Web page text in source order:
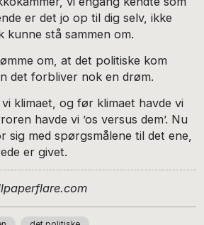
er det jo op til dig selv, ikke
kunne stå sammen om.
om, at det politiske kom
det forbliver nok en drøm.
klimaet, og før klimaet havde vi
havde vi ’os versus dem’. Nu
sig med spørgsmålene til det ene,
er givet.